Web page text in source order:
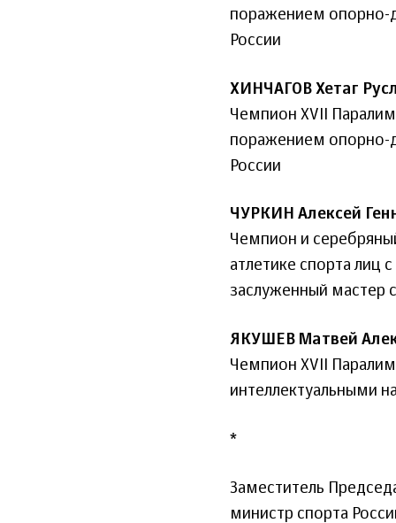
поражением опорно-
России
ХИНЧАГОВ Хетаг
Чемпион XVII
поражением опорно-
России
ЧУРКИН Алексей
Чемпион и
атлетике спорта лиц
заслуженный мастер
ЯКУШЕВ Матвей
Чемпион XVII
интеллектуальными
*
Заместитель
министр спорта